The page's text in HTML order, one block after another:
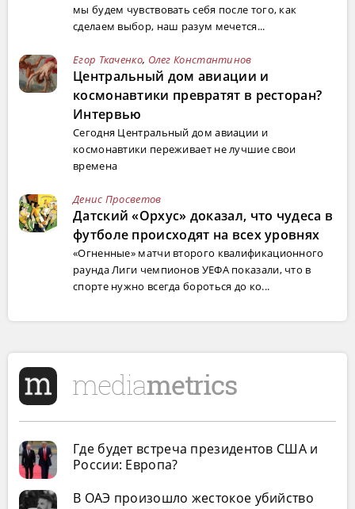
мы будем чувствовать себя после того, как
сделаем выбор, наш разум мечется...
Егор Ткаченко, Олег Константинов
Центральный дом авиации и
космонавтики превратят в ресторан?
Интервью
Сегодня Центральный дом авиации и
космонавтики переживает не лучшие свои
времена
Денис Просветов
Датский «Орхус» доказал, что чудеса в
футболе происходят на всех уровнях
«Огненные» матчи второго квалификационного
раунда Лиги чемпионов УЕФА показали, что в
спорте нужно всегда бороться до ко...
Где будет встреча президентов США и
России: Европа?
В ОАЭ произошло жестокое убийство